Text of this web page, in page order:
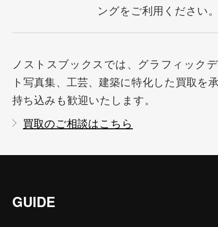
ングをご利用ください
ノストスブックスでは、グラフィック
ト写真集、工芸、建築に特化した買取を
持ち込みも歓迎いたします。
買取のご相談はこちら
GUIDE